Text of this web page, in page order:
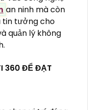
an ninh mà còn
tin tưởng cho
quản lý không
360 ĐỂ ĐẠT